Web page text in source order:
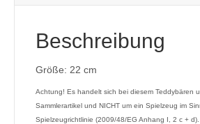
Beschreibung
Größe: 22 cm
Achtung! Es handelt sich bei diesem Teddybären
Sammlerartikel und NICHT um ein Spielzeug im
Spielzeugrichtlinie (2009/48/EG Anhang I, 2 c + d).